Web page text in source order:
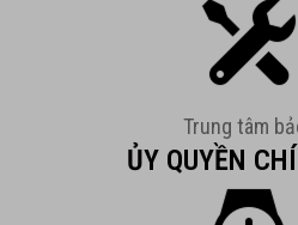
Trung tâm
ỦY QUYỀN